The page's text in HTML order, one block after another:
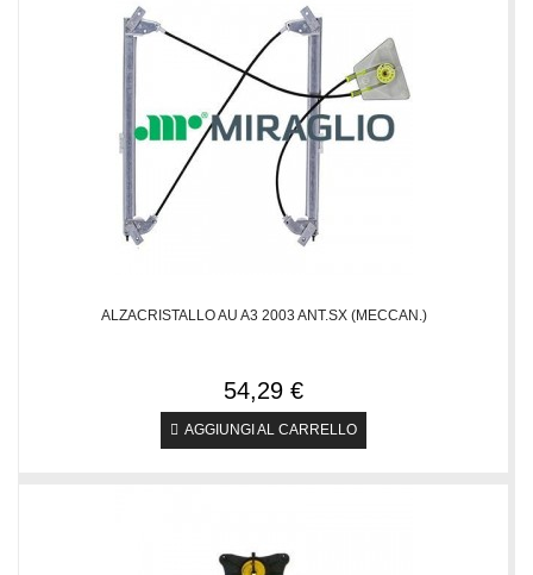
ALZACRISTALLO AU A3 2003 ANT.SX (MECCAN.)
54,29 €
AGGIUNGI AL CARRELLO